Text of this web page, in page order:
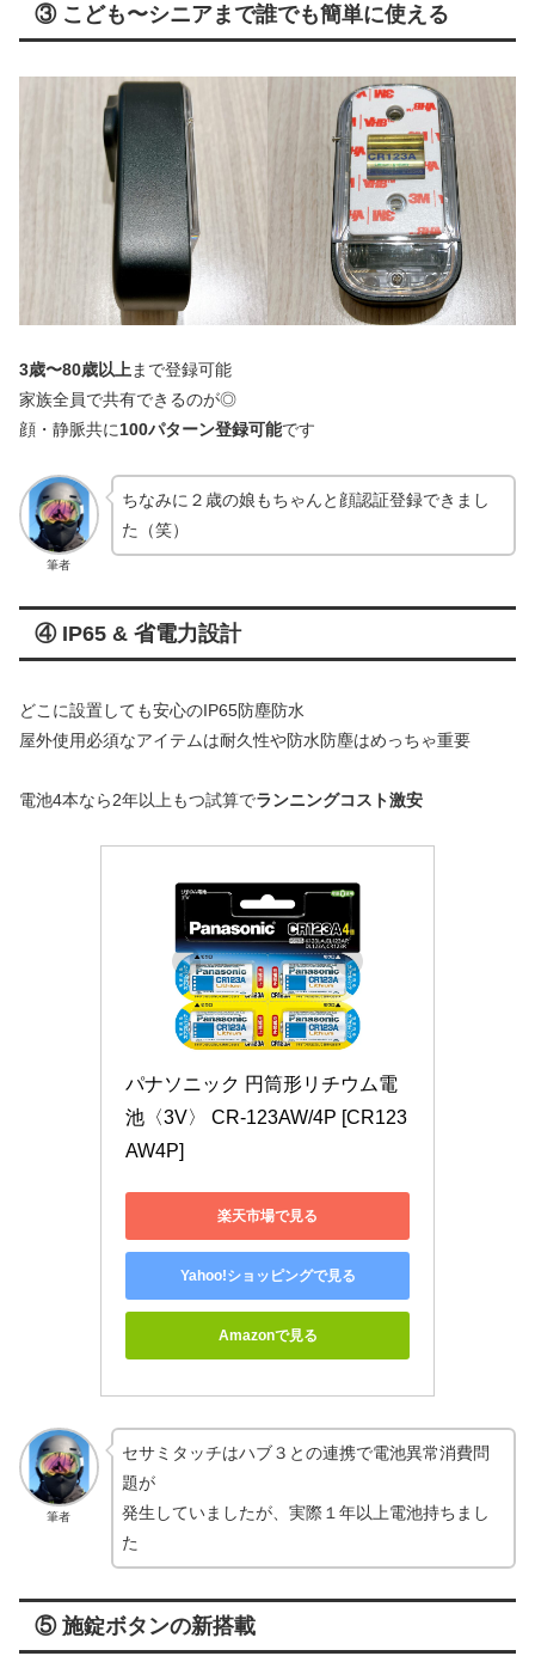
③ こども〜シニアまで誰でも簡単に使える
3歳〜80歳以上 まで登録可能
家族全員で共有できるのが◎
顔・静脈共に100パターン登録可能です
筆者
ちなみに２歳の娘もちゃんと顔認証登録できまし
た（笑）
④ IP65 & 省電力設計
どこに設置しても安心のIP65防塵防水
屋外使用必須なアイテムは耐久性や防水防塵はめっちゃ重要
電池4本なら2年以上もつ試算でランニングコスト激安
パナソニック 円筒形リチウム電
池〈3V〉 CR-123AW/4P [CR123
AW4P]
楽天市場で見る
Yahoo!ショッピングで見る
Amazonで見る
筆者
セサミタッチはハブ３との連携で電池異常消費問
題が
発生していましたが、実際１年以上電池持ちまし
た
⑤ 施錠ボタンの新搭載